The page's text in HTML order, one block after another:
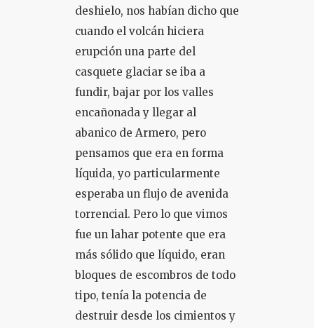
deshielo, nos habían dicho que
cuando el volcán hiciera
erupción una parte del
casquete glaciar se iba a
fundir, bajar por los valles
encañonada y llegar al
abanico de Armero, pero
pensamos que era en forma
líquida, yo particularmente
esperaba un flujo de avenida
torrencial. Pero lo que vimos
fue un lahar potente que era
más sólido que líquido, eran
bloques de escombros de todo
tipo, tenía la potencia de
destruir desde los cimientos y